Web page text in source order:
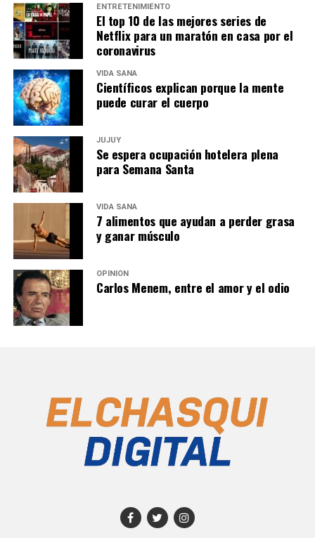
ENTRETENIMIENTO
El top 10 de las mejores series de
Netflix para un maratón en casa por el
coronavirus
VIDA SANA
Científicos explican porque la mente
puede curar el cuerpo
JUJUY
Se espera ocupación hotelera plena
para Semana Santa
VIDA SANA
7 alimentos que ayudan a perder grasa
y ganar músculo
OPINIÓN
Carlos Menem, entre el amor y el odio